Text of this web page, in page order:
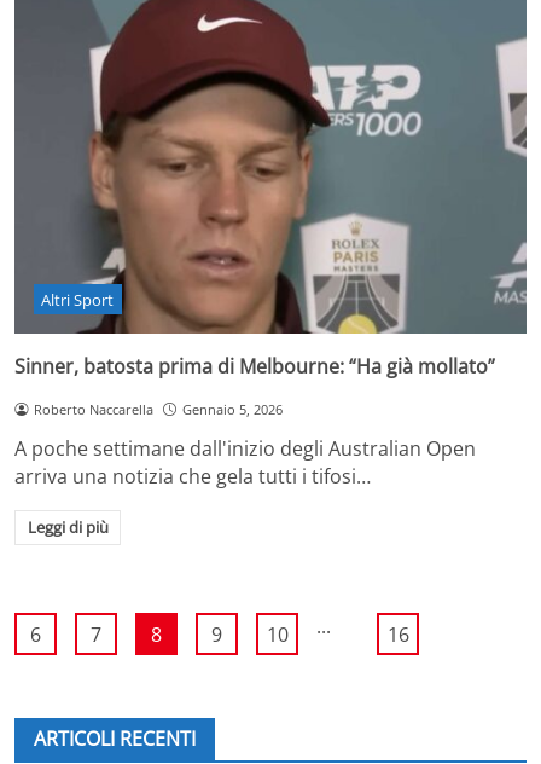
Altri Sport
Sinner, batosta prima di Melbourne: “Ha già mollato”
Roberto Naccarella Gennaio 5, 2026
A poche settimane dall'inizio degli Australian Open
arriva una notizia che gela tutti i tifosi…
Leggi di più
6 7 8 9 10 ... 16
ARTICOLI RECENTI